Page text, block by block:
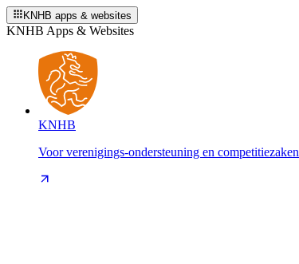
KNHB apps & websites
KNHB Apps & Websites
KNHB
Voor verenigings-ondersteuning en competitiezaken